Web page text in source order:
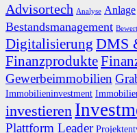
Advisortech Analyse Anlage
Bestandsmanagement
Digitalisierung DMS
Finanzprodukte
Gewerbeimmobilien
Immobilieninvestment
investieren
Plattform Leader